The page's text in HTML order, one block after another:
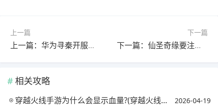
上一篇
上一篇：华为寻秦开服时间?(寻秦 手游)
下一篇
下一篇：仙圣奇缘要注册身份证吗?(仙圣奇缘要注册身份证吗是真的吗)
相关攻略
穿越火线手游为什么会显示血量?(穿越火线手机版显示的血量怎么开) 2026-04-19